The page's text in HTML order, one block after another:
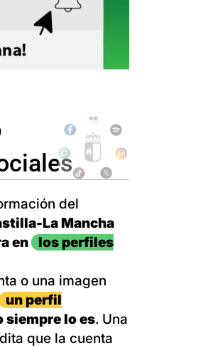
del
La Mancha
en
los perfiles
o una imagen
un perfil
siempre lo es. Una
que la cuenta